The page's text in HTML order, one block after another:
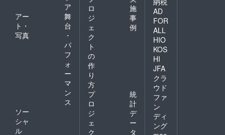
ア
アー
ト・
写真
舞
台
・
パ
フ
ォ
ー
マ
ン
ス
ソー
シャ
ル
ロ
ジ
ェ
ク
ト
の
作
り
方
施
事
例
プ
ロ
ジ
ェ
ク
統
計
デ
ー
タ
AD
FOR
ALL
HIO
KOS
HI
JFA
クラ
ウド
ファ
ン
ディ
ング